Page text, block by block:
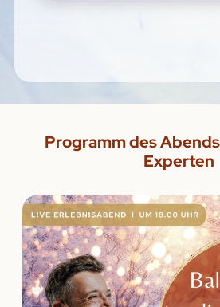
Programm des
Experten